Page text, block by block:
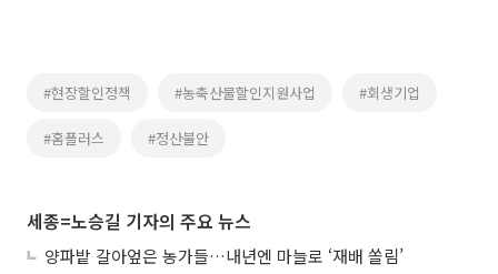
#현장할인정책 #농축산물할인지원사업 #회생기업
#홈플러스 #정산불안
세종=노승길 기자의 주요 뉴스
양파밭 갈아엎은 농가들…내년엔 마늘로 ‘재배 쏠림’